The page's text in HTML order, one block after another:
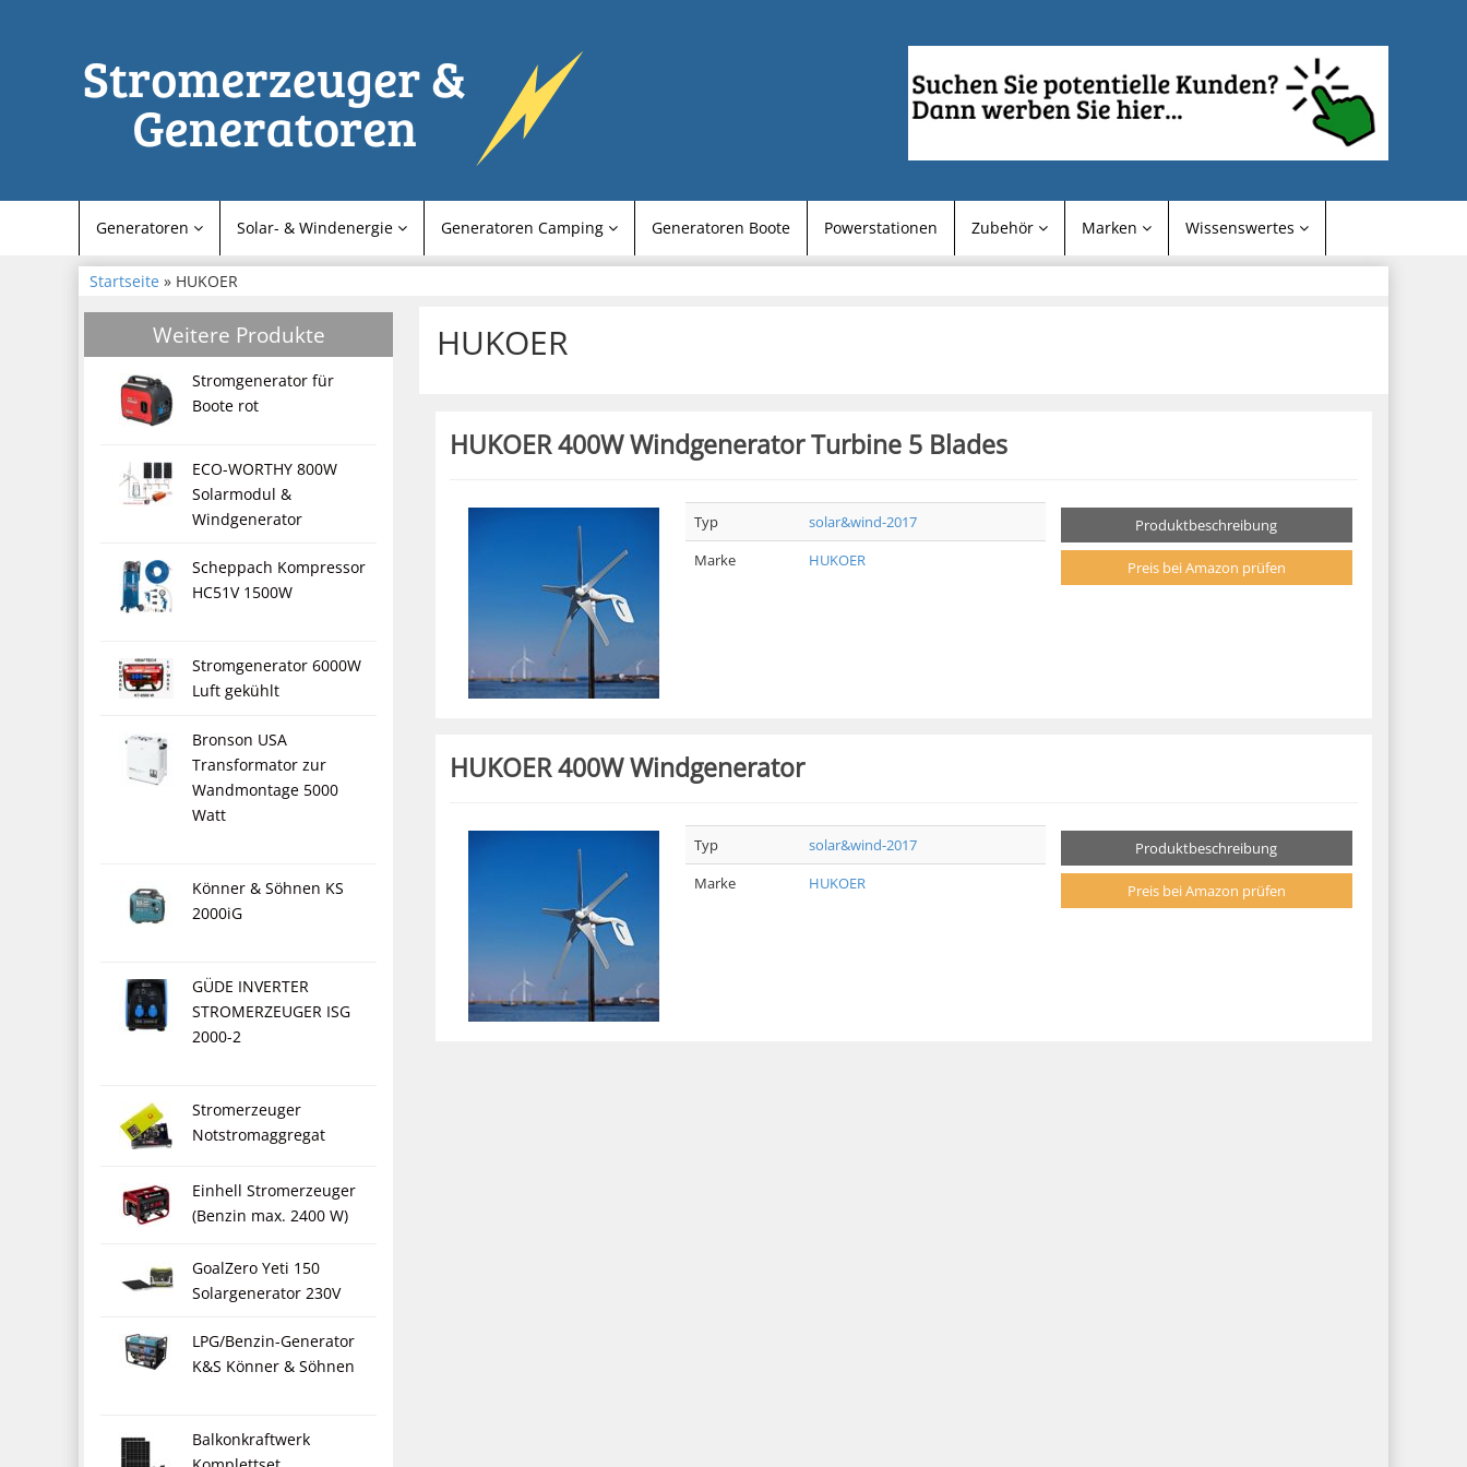
Generatoren Solar- & Windenergie Generatoren Camping Generatoren Boote Powerstationen Zubehör Marken Wissenswertes
Startseite » HUKOER
Weitere Produkte
Stromgenerator für
Boote rot
ECO-WORTHY 800W
Solarmodul &
Windgenerator
Scheppach Kompressor
HC51V 1500W
Stromgenerator 6000W
Luft gekühlt
Bronson USA
Transformator zur
Wandmontage 5000
Watt
Könner & Söhnen KS
2000iG
GÜDE INVERTER
STROMERZEUGER ISG
2000-2
Stromerzeuger
Notstromaggregat
Einhell Stromerzeuger
(Benzin max. 2400 W)
GoalZero Yeti 150
Solargenerator 230V
LPG/Benzin-Generator
K&S Könner & Söhnen
Balkonkraftwerk
HUKOER
HUKOER 400W Windgenerator Turbine 5 Blades
Typ
solar&wind-2017
Marke
HUKOER
Produktbeschreibung
Preis bei Amazon prüfen
HUKOER 400W Windgenerator
Typ
solar&wind-2017
Marke
HUKOER
Produktbeschreibung
Preis bei Amazon prüfen